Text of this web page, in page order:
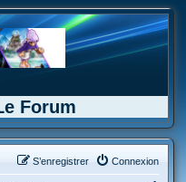
Forum
Connexion
S’enregistrer